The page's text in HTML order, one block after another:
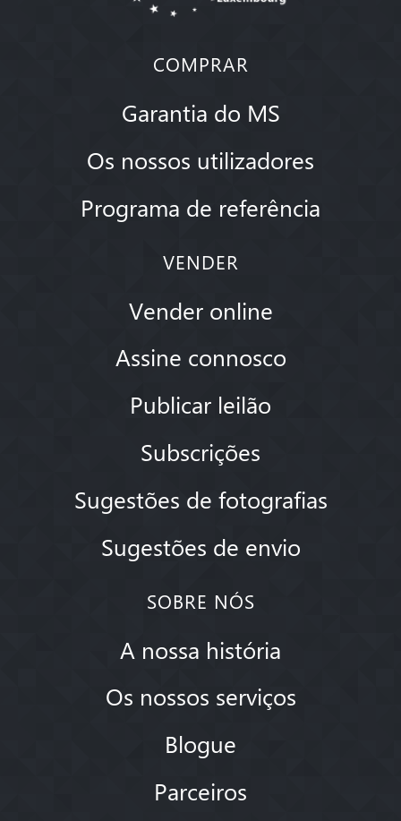
COMPRAR
Garantia do MS
Os nossos utilizadores
Programa de referência
VENDER
Vender online
Assine connosco
Publicar leilão
Subscrições
Sugestões de fotografias
Sugestões de envio
SOBRE NÓS
A nossa história
Os nossos serviços
Blogue
Parceiros